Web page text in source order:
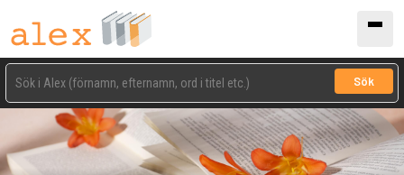
Sök